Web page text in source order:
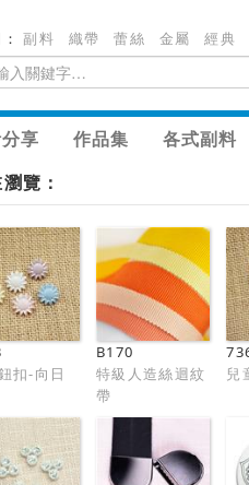
：副料 織帶 蕾絲 金屬 經典
享 作品集 各式副料
覽：
扣-向日
B170
特級人造絲迴紋
帶
兒